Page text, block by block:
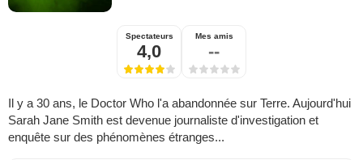
Spectateurs
4,0
Mes amis
--
Il y a 30 ans, le Doctor Who l'a abandonnée sur Terre. Aujourd'hui
Sarah Jane Smith est devenue journaliste d'investigation et
enquête sur des phénomènes étranges...